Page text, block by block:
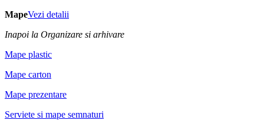
MapeVezi detalii
Inapoi la Organizare si arhivare
Mape plastic
Mape carton
Mape prezentare
Serviete si mape semnaturi